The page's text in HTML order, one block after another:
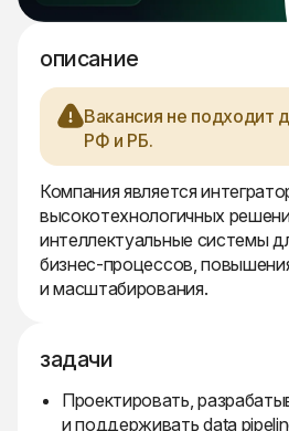
описание
Вакансия не подходит
РФ и РБ.
Компания является
высокотехнологичных
интеллектуальные системы
бизнес-процессов,
и масштабирования.
задачи
Проектировать,
и поддерживать data